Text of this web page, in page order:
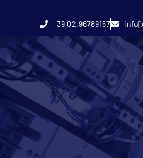
+39 02.96789157